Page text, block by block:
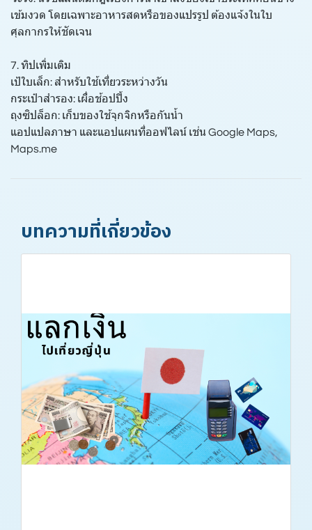
เข้มงวด โดยเฉพาะอาหารสดหรือของแปรรูป ต้องแจ้งในใบ
ศุลกากรให้ชัดเจน
7. ทิปเพิ่มเติม
เป้ใบเล็ก: สำหรับใช้เที่ยวระหว่างวัน
กระเป๋าสำรอง: เผื่อช้อปปิ้ง
ถุงซิปล็อก: เก็บของใช้จุกจิกหรือกันน้ำ
แอปแปลภาษา และแอปแผนที่ออฟไลน์ เช่น Google Maps,
Maps.me
บทความที่เกี่ยวข้อง